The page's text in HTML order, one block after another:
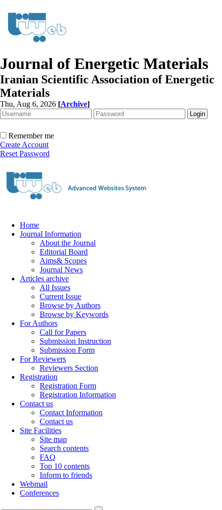
Journal of Energetic Materials
Iranian Scientific Association of Energetic
Materials
Thu, Aug 6, 2026 [Archive]
Remember me
Create Account
Reset Password
Home
Journal Information
About the Journal
Editorial Board
Aims& Scopes
Journal News
Articles archive
All Issues
Current Issue
Browse by Authors
Browse by Keywords
For Authors
Call for Papers
Submission Instruction
Submission Form
For Reviewers
Reviewers Section
Registration
Registration Form
Registration Information
Contact us
Contact Information
Contact us
Site Facilities
Site map
Search contents
FAQ
Top 10 contents
Inform to friends
Webmail
Conferences